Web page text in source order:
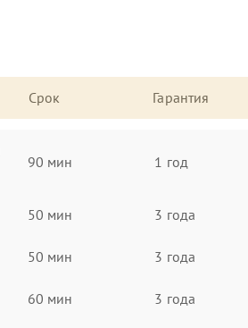
Срок Гарантия
90 мин 1 год
50 мин 3 года
50 мин 3 года
60 мин 3 года